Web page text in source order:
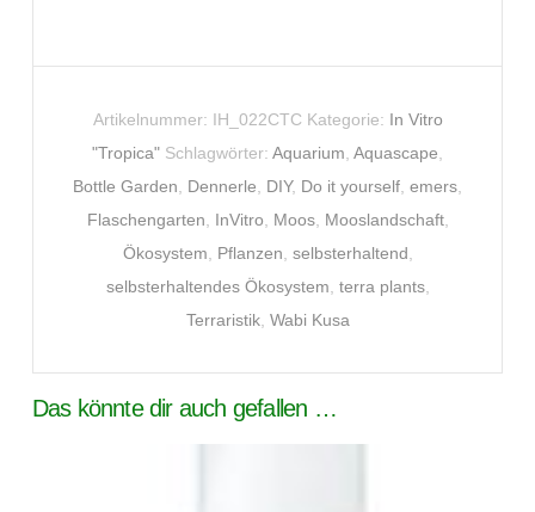
Artikelnummer: IH_022CTC Kategorie: In Vitro
"Tropica" Schlagwörter: Aquarium Aquascape
Bottle Garden
Dennerle DIY, Do it yourself emers
Flaschengarten
InVitro Moos, Mooslandschaft,
Ökosystem
Pflanzen selbsterhaltend
selbsterhaltendes Ökosystem terra plants,
Terraristik, Wabi Kusa
Das könnte dir auch gefallen …